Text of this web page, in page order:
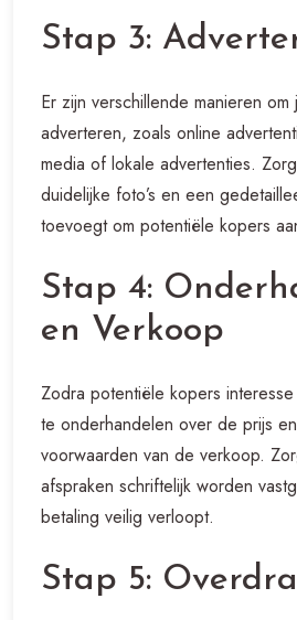
Stap 3:
Er zijn verschillende manieren
adverteren, zoals online
media of lokale advertenties.
duidelijke foto’s en een
toevoegt om potentiële kopers
Stap 4:
en Verkoop
Zodra potentiële kopers
te onderhandelen over de prijs
voorwaarden van de verkoop.
afspraken schriftelijk worden
betaling veilig verloopt.
Stap 5: